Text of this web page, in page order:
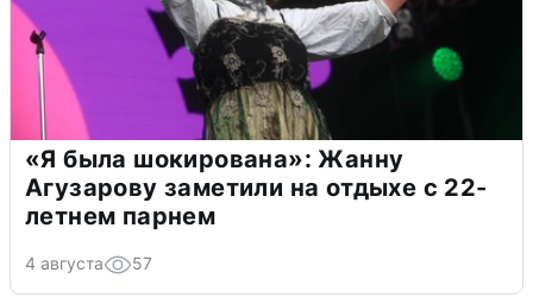
«Я была шокирована»: Жанну
Агузарову заметили на отдыхе с 22-
летнем парнем
4 августа 57